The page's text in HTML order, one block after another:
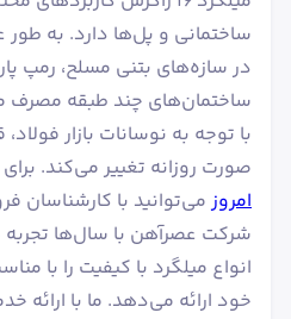
در سازه‌های بتنی مسلح، رمپ
ساختمان‌های چند طبقه
صورت روزانه تغییر می‌کند. برای
امروز می‌توانید با کارشناسان
شرکت عصرآهن با سال‌ها تجربه
انواع میلگرد با کیفیت را با
خود ارائه می‌دهد. ما با ارائه